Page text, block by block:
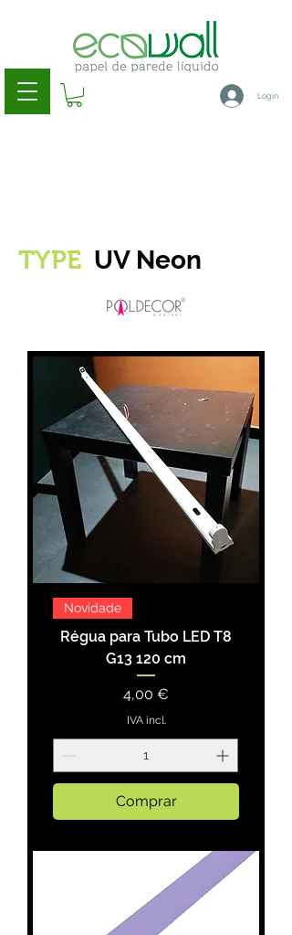
Login
TYPE UV Neon
Novidade
Régua para Tubo LED T8
G13 120 cm
Preço
4,00 €
IVA incl.
Comprar